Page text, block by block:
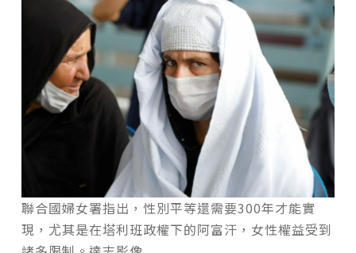
聯合國婦女署指出，性別平等還需要300年才能實
現，尤其是在塔利班政權下的阿富汗，女性權益受到